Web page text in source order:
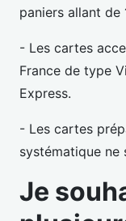
paniers allant de
- Les cartes
France de type
Express.
- Les cartes
systématique ne
Je